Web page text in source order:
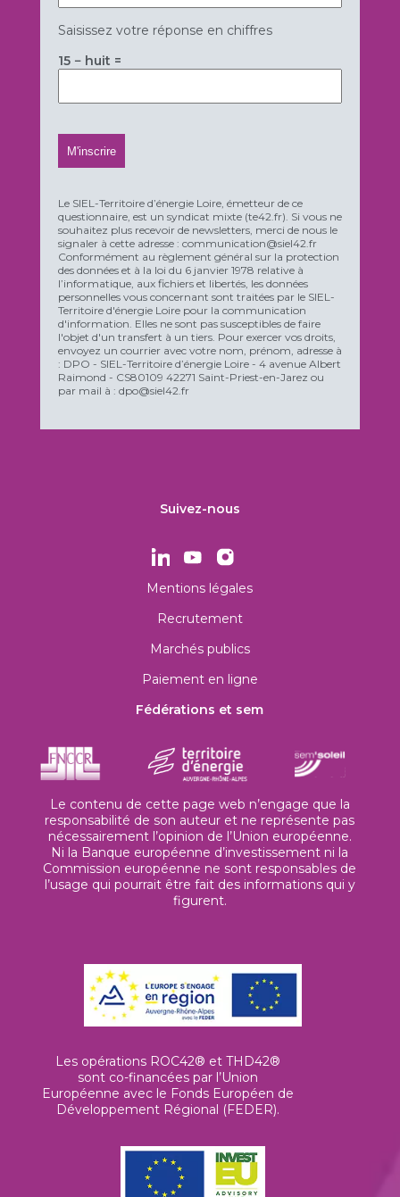
Saisissez votre réponse en chiffres
15 − huit =
Le SIEL-Territoire d’énergie Loire, émetteur de ce
questionnaire, est un syndicat mixte (te42.fr). Si vous ne
souhaitez plus recevoir de newsletters, merci de nous le
signaler à cette adresse : communication@siel42.fr
Conformément au règlement général sur la protection
des données et à la loi du 6 janvier 1978 relative à
l’informatique, aux fichiers et libertés, les données
personnelles vous concernant sont traitées par le SIEL-
Territoire d'énergie Loire pour la communication
d'information. Elles ne sont pas susceptibles de faire
l'objet d'un transfert à un tiers. Pour exercer vos droits,
envoyez un courrier avec votre nom, prénom, adresse à
: DPO - SIEL-Territoire d’énergie Loire - 4 avenue Albert
Raimond - CS80109 42271 Saint-Priest-en-Jarez ou
par mail à : dpo@siel42.fr
Suivez-nous
Mentions légales
Recrutement
Marchés publics
Paiement en ligne
Fédérations et sem
Le contenu de cette page web n’engage que la
responsabilité de son auteur et ne représente pas
nécessairement l’opinion de l’Union européenne.
Ni la Banque européenne d’investissement ni la
Commission européenne ne sont responsables de
l’usage qui pourrait être fait des informations qui y
figurent.
Les opérations ROC42® et THD42®
sont co-financées par l’Union
Européenne avec le Fonds Européen de
Développement Régional (FEDER).